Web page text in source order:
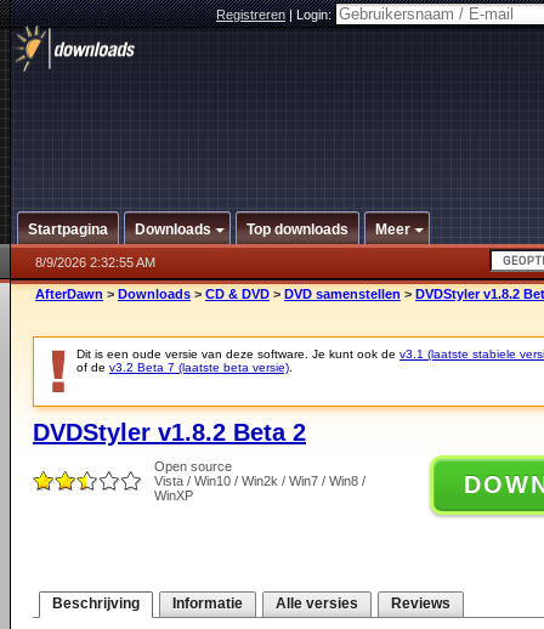
Registreren|Login:
Startpagina Downloads Top downloads Meer
8/9/2026 2:32:55 AM
AfterDawn > Downloads > CD & DVD > DVD samenstellen > DVDStyler v1.8.2
Dit is een oude versie van deze software. Je kunt ook de v3.1 (laatste stabiele
of de v3.2 Beta 7 (laatste beta versie)
DVDStyler v1.8.2 Beta 2
Open source
Vista / Win10 / Win2k / Win7 / Win8 /
WinXP
Beschrijving Informatie Alle versies Reviews